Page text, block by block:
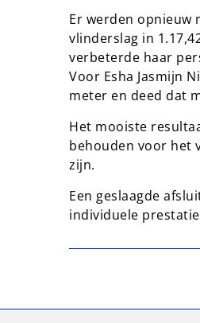
Er werden opnieuw
vlinderslag in
verbeterde haar
Voor Esha Jasmijn
meter en deed dat
Het mooiste
behouden voor het
zijn.
Een geslaagde
individuele